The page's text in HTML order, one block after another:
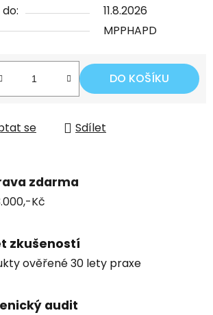
11.8.2026
MPPHAPD
DO KOŠÍKU
se Sdílet
zdarma
Kč
zkušeností
ověřené 30 lety praxe
audit